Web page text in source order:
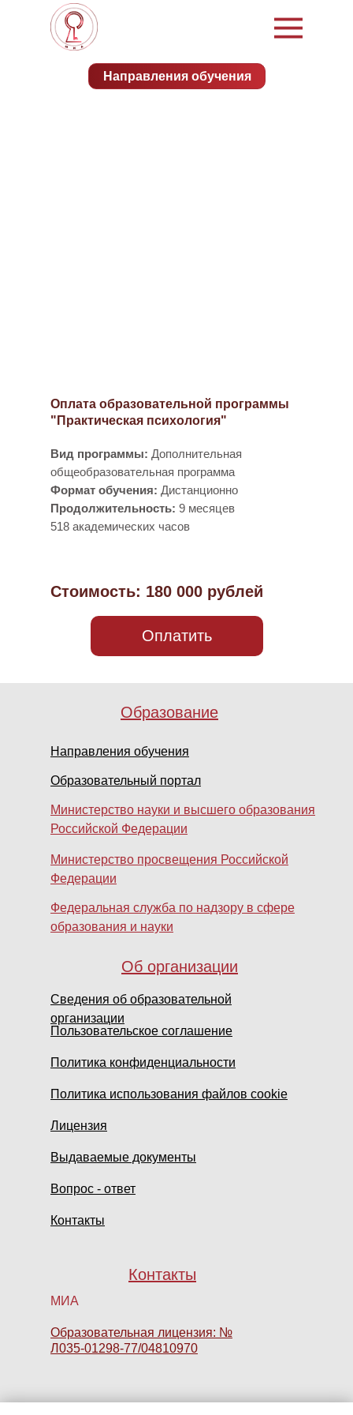
Направления обучения
Вид программы: Дополнительная
общеобразовательная программа
Формат обучения: Дистанционно
Продолжительность: 9 месяцев
518 академических часов
Стоимость: 180 000 рублей
Оплата образовательной программы
"Практическая психология"
Оплатить
Образование
Об организации
Контакты
Направления обучения
Образовательный портал
Министерство науки и высшего образования
Российской Федерации
Министерство просвещения Российской
Федерации
Федеральная служба по надзору в сфере
образования и науки
Сведения об образовательной
организации
Пользовательское соглашение
Политика конфиденциальности
Политика использования файлов cookie
Лицензия
Выдаваемые документы
Вопрос - ответ
Контакты
МИА
Образовательная лицензия: №
Л035-01298-77/04810970